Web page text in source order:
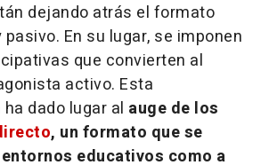
dejando atrás el formato
En su lugar, se imponen
que convierten al
activo. Esta
dado lugar al auge de los
, un formato que se
educativos como a